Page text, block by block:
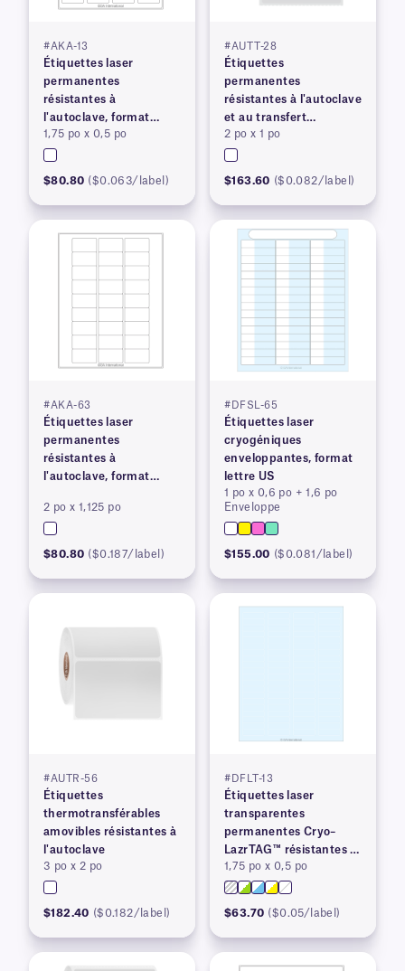
#AKA-13
Étiquettes laser
permanentes
résistantes à
l'autoclave, format
lettre américain
1,75 po x 0,5 po
$80.80 ($0.063/label)
#AUTT-28
Étiquettes
permanentes
résistantes à l'autoclave
et au transfert
thermique
2 po x 1 po
$163.60 ($0.082/label)
#AKA-63
Étiquettes laser
permanentes
résistantes à
l'autoclave, format
2 po x 1,125 po
$80.80 ($0.187/label)
#DFSL-65
Étiquettes laser
cryogéniques
enveloppantes, format
lettre US
1 po x 0,6 po + 1,6 po
Enveloppe
$155.00 ($0.081/label)
#AUTR-56
Étiquettes
thermotransférables
amovibles résistantes à
l'autoclave
3 po x 2 po
$182.40 ($0.182/label)
#DFLT-13
Étiquettes laser
transparentes
permanentes Cryo–
LazrTAG™ résistantes à
la cryogénie et à
l'autoclave
1,75 po x 0,5 po
$63.70 ($0.05/label)